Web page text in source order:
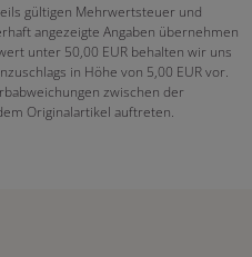
gültigen Mehrwertsteuer und
angezeigte Angaben übernehmen
unter 50,00 EUR behalten wir uns
in Höhe von 5,00 EUR vor.
zwischen der
Originalartikel auftreten.